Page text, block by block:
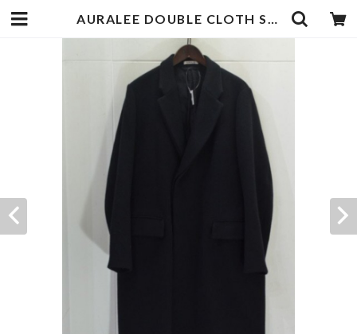
AURALEE DOUBLE CLOTH SUPER FINE MELTON CHESTERFIELD COAT | goodbadstore